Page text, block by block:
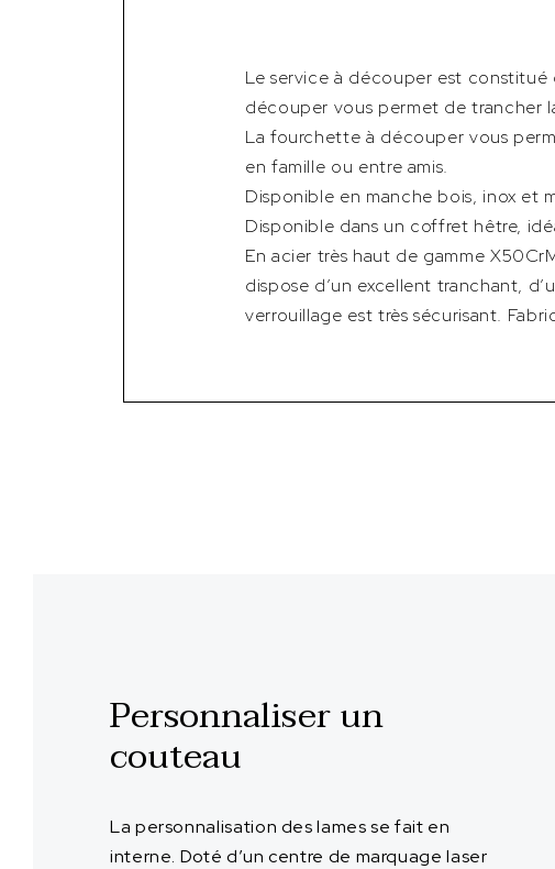
Le service à découper est
découper vous permet de trancher
La fourchette à découper vous
en famille ou entre amis.
Disponible en manche bois, inox et
Disponible dans un coffret hêtre,
En acier très haut de gamme
dispose d’un excellent tranchant,
verrouillage est très sécurisant.
Personnaliser un
couteau
La personnalisation des lames se fait en
interne. Doté d’un centre de marquage laser